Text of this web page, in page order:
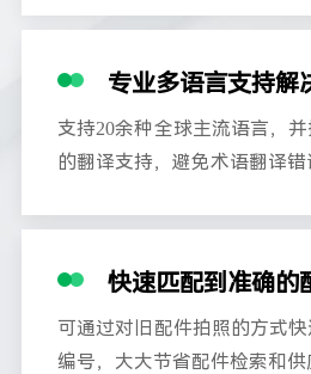
专业多语言支持解
支持20余种全球主流语言，
的翻译支持，避免术语翻译错
快速匹配到准确的
可通过对旧配件拍照的方式
编号，大大节省配件检索和供